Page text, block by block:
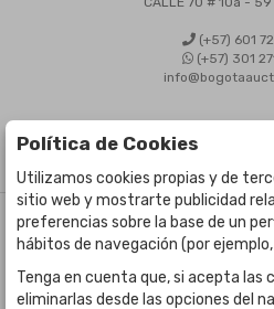
(+57) 601
(+57) 301
©Bogota Auctions- Todos
Desarrollado por
Política de Cookies
Utilizamos cookies propias y de
sitio web y mostrarte publicidad
preferencias sobre la base de un
hábitos de navegación (por
Tenga en cuenta que, si acepta las
eliminarlas desde las opciones del